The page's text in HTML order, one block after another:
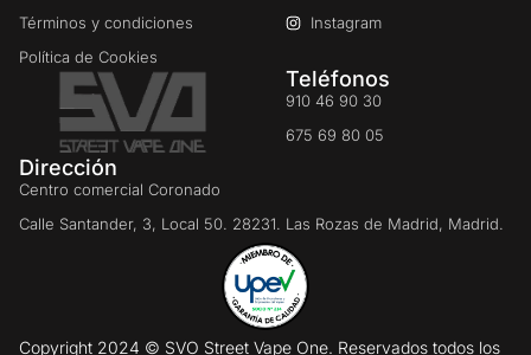
Términos y condiciones
Política de Cookies
Instagram
Teléfonos
910 46 90 30
675 69 80 05
Dirección
Centro comercial Coronado
Calle Santander, 3, Local 50. 28231. Las Rozas de Madrid, Madrid.
Copyright 2024 © SVO Street Vape One. Reservados todos los